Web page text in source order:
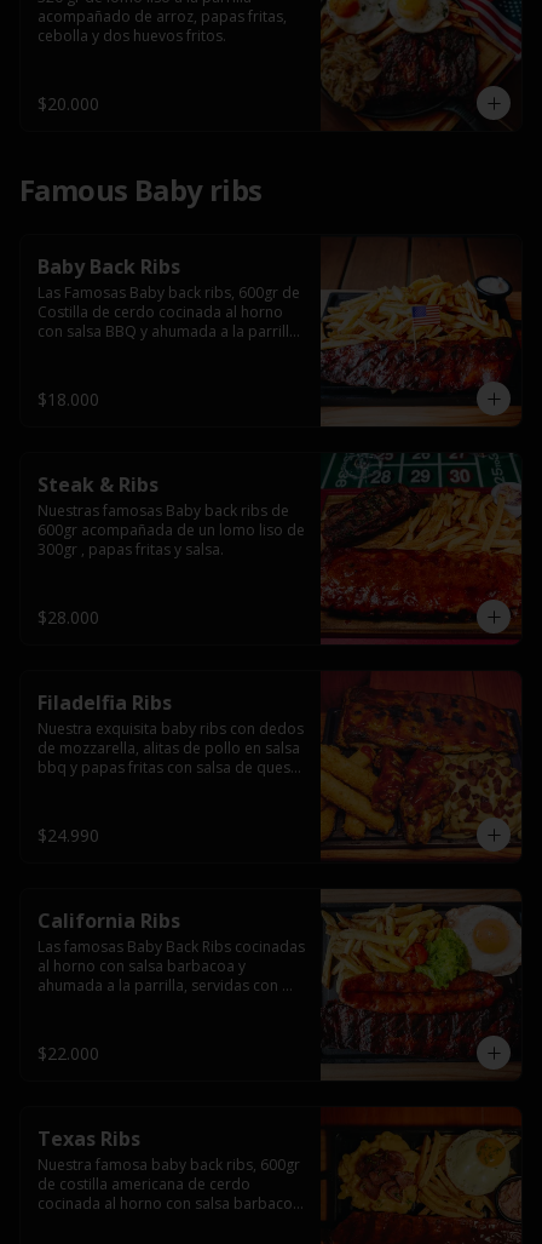
acompañado de arroz, papas fritas,
cebolla y dos huevos fritos.
$20.000
Famous Baby ribs
Baby Back Ribs
Las Famosas Baby back ribs, 600gr de
Costilla de cerdo cocinada al horno
con salsa BBQ y ahumada a la parrilla
$18.000
Steak & Ribs
Nuestras famosas Baby back ribs de
600gr acompañada de un lomo liso de
300gr , papas fritas y salsa.
$28.000
Filadelfia Ribs
Nuestra exquisita baby ribs con dedos
de mozzarella, alitas de pollo en salsa
bbq y papas fritas con salsa de queso
$24.990
California Ribs
Las famosas Baby Back Ribs cocinadas
al horno con salsa barbacoa y
ahumada a la parrilla, servidas con
$22.000
Texas Ribs
Nuestra famosa baby back ribs, 600gr
de costilla americana de cerdo
cocinada al horno con salsa barbacoa